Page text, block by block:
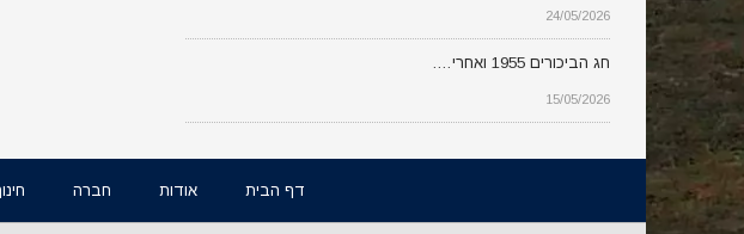
24/05/2026
חג הביכורים 1955 ואחרי….
15/05/2026
דף הבית אודות חברה